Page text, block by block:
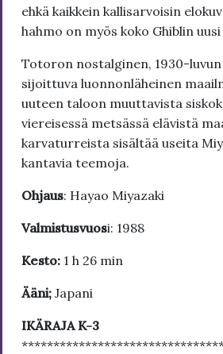
ehkä kaikkein kallisarvoisin
hahmo on myös koko Ghiblin
Totoron nostalginen, 1930-luvun
sijoittuva luonnonläheinen
uuteen taloon muuttavista
viereisessä metsässä elävistä
karvaturreista sisältää useita
kantavia teemoja.
Ohjaus: Hayao Miyazaki
Valmistusvuosi: 1988
Kesto: 1 h 26 min
Ääni; Japani
IKÄRAJA K-3